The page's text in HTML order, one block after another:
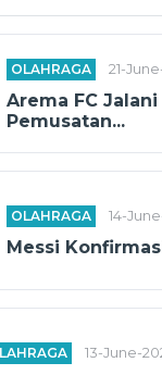
OLAHRAGA 21-
Arema FC Jalani
Pemusatan...
OLAHRAGA 14-
Messi
13-June-